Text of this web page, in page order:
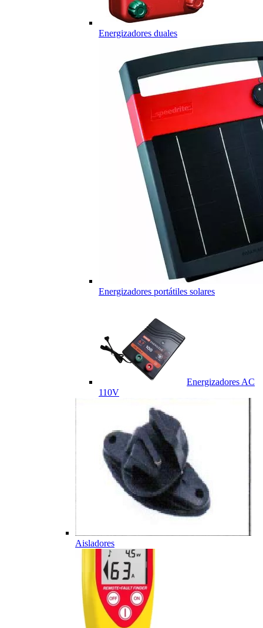
Energizadores duales
Energizadores portátiles solares
Energizadores AC
110V
Aisladores